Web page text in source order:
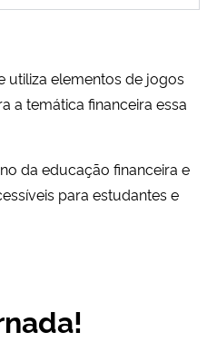
utiliza elementos de jogos
a temática financeira essa
da educação financeira e
para estudantes e